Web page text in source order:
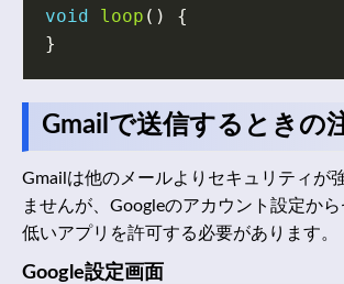
void loop ()
{
}
Gmailで送信するときの
Gmailは他のメールよりセキュリティが
ませんが、Googleのアカウント設定か
低いアプリを許可する必要があります。
Google設定画面